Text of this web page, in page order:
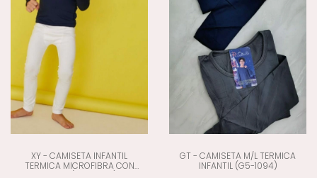
XY - CAMISETA INFANTIL
TERMICA MICROFIBRA CON
GT - CAMISETA M/L TERMICA
INFANTIL (G5-1094)